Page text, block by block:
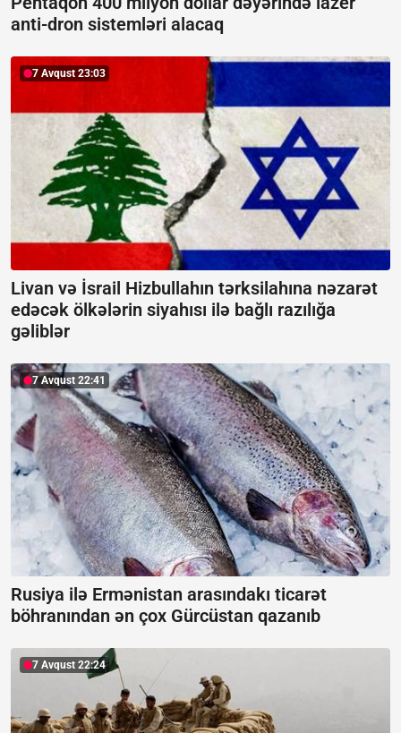
anti-dron sistemləri alacaq
7 Avqust 23:03
Livan və İsrail Hizbullahın tərksilahına nəzarət
edəcək ölkələrin siyahısı ilə bağlı razılığa
gəliblər
7 Avqust 22:41
Rusiya ilə Ermənistan arasındakı ticarət
böhranından ən çox Gürcüstan qazanıb
7 Avqust 22:24